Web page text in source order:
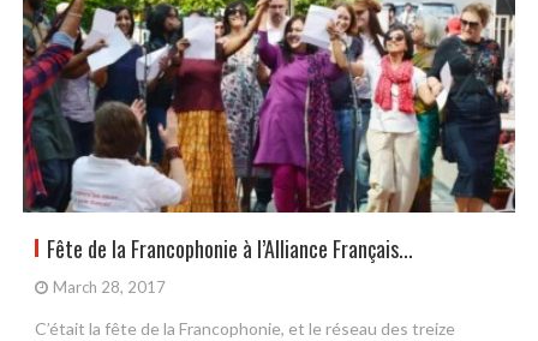
Fête de la Francophonie à l’Alliance Français...
March 28, 2017
C’était la fête de la Francophonie, et le réseau des treize